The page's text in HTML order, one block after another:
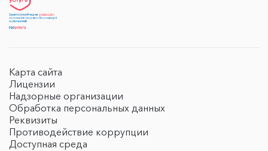
Карта сайта
Лицензии
Надзорные организации
Обработка персональных данных
Реквизиты
Противодействие коррупции
Доступная среда